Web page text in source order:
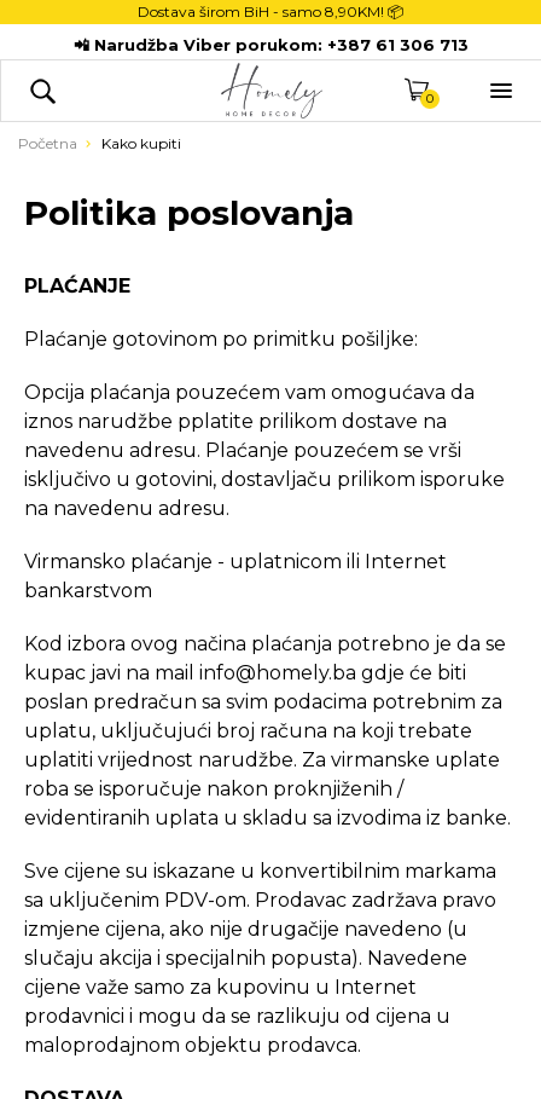
Dostava širom BiH - samo 8,90KM! 📦
📲 Narudžba Viber porukom: +387 61 306 713
0 
POČETNA
DEKORACIJE
KUHINJA
TEKSTIL
KUPATILO
NOVI PROIZVODI
Početna Kako kupiti
Politika poslovanja
PLAĆANJE
Plaćanje gotovinom po primitku pošiljke:
Opcija plaćanja pouzećem vam omogućava da
iznos narudžbe pplatite prilikom dostave na
navedenu adresu. Plaćanje pouzećem se vrši
isključivo u gotovini, dostavljaču prilikom isporuke
na navedenu adresu.
Virmansko plaćanje - uplatnicom ili Internet
bankarstvom
Kod izbora ovog načina plaćanja potrebno je da se
kupac javi na mail info@homely.ba gdje će biti
poslan predračun sa svim podacima potrebnim za
uplatu, uključujući broj računa na koji trebate
uplatiti vrijednost narudžbe. Za virmanske uplate
roba se isporučuje nakon proknjiženih /
evidentiranih uplata u skladu sa izvodima iz banke.
Sve cijene su iskazane u konvertibilnim markama
sa uključenim PDV-om. Prodavac zadržava pravo
izmjene cijena, ako nije drugačije navedeno (u
slučaju akcija i specijalnih popusta). Navedene
cijene važe samo za kupovinu u Internet
prodavnici i mogu da se razlikuju od cijena u
maloprodajnom objektu prodavca.